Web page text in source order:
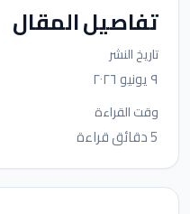
تفاصيل المقال
تاريخ النشر
٩ يونيو ٢٠٢٦
وقت القراءة
5 دقائق قراءة